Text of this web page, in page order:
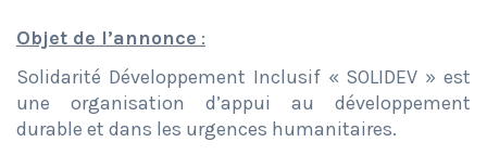
Objet de l’annonce :
Solidarité Développement Inclusif « SOLIDEV » est
une organisation d’appui au développement
durable et dans les urgences humanitaires.